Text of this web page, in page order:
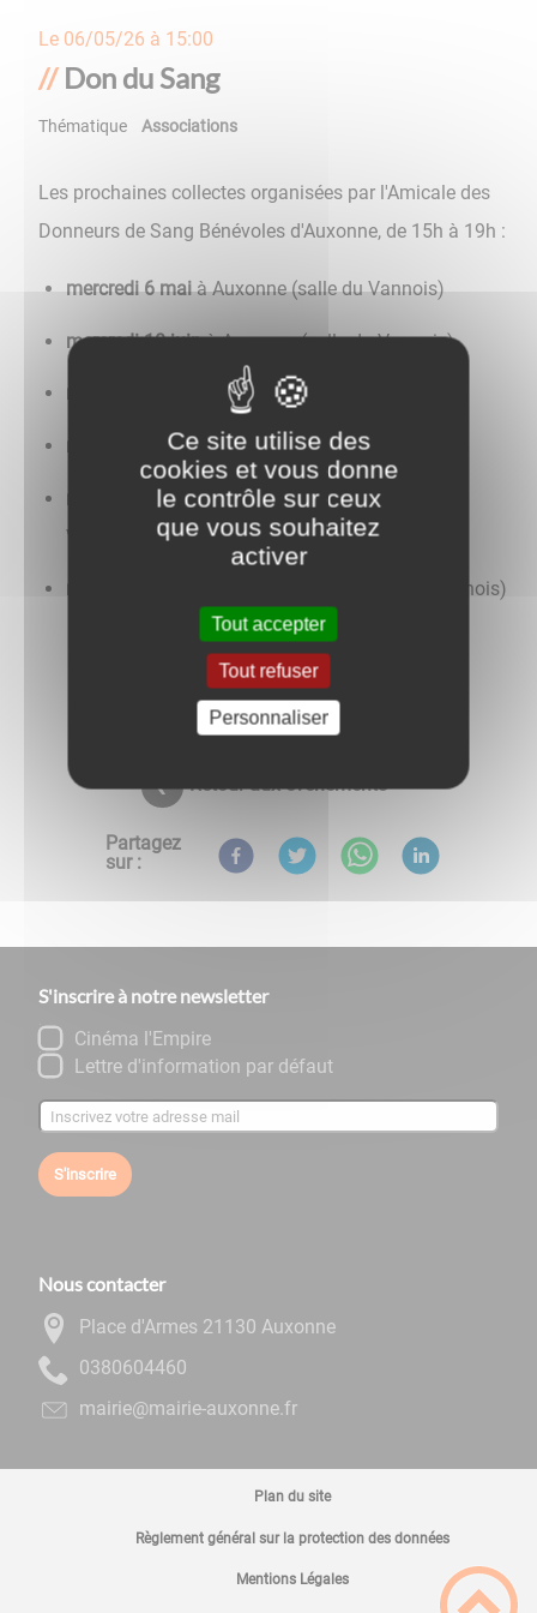
Le 06/05/26 à 15:00
Don du Sang
Thématique Associations
Les prochaines collectes organisées par l'Amicale des
Donneurs de Sang Bénévoles d'Auxonne, de 15h à 19h :
mercredi 6 maià Auxonne (salle du Vannois)
mercredi 10 juinà Auxonne (salle du Vannois)
mercredi 15 juillet à Auxonne (salle du Vannois)
mercredi 12 aoûtà Tillenay
mercredi 16 septembreà Auxonne (salle du
Vannois)
mercredi 18 novembre à Auxonne (salle du Vannois)
Retour aux évènements
Partagez
sur :
S'inscrire à notre newsletter
Cinéma l'Empire
Lettre d'information par défaut
S'inscrire
Nous contacter
Place d'Armes 21130 Auxonne
0644060830
rf.ennoxua-eiriam@eiriam
Plan du site
Règlement général sur la protection des données
Mentions Légales
Ce site utilise des
cookies et vous donne
le contrôle sur ceux
que vous souhaitez
activer
Tout accepter
Tout refuser
Personnaliser